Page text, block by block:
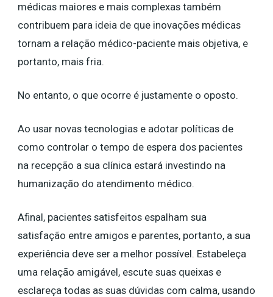
médicas maiores e mais complexas também
contribuem para ideia de que inovações médicas
tornam a relação médico-paciente mais objetiva, e
portanto, mais fria.
No entanto, o que ocorre é justamente o oposto.
Ao usar novas tecnologias e adotar políticas de
como controlar o tempo de espera dos pacientes
na recepção a sua clínica estará investindo na
humanização do atendimento médico.
Afinal, pacientes satisfeitos espalham sua
satisfação entre amigos e parentes, portanto, a sua
experiência deve ser a melhor possível. Estabeleça
uma relação amigável, escute suas queixas e
esclareça todas as suas dúvidas com calma, usando